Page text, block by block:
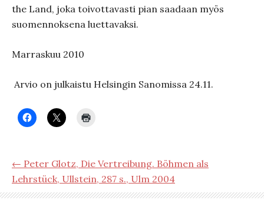
the Land, joka toivottavasti pian saadaan myös
suomennoksena luettavaksi.
Marraskuu 2010
Arvio on julkaistu Helsingin Sanomissa 24.11.
← Peter Glotz, Die Vertreibung. Böhmen als
Lehrstück, Ullstein, 287 s., Ulm 2004